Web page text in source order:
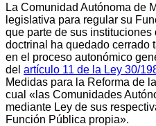
La Comunidad Autónoma de
legislativa para regular su
que parte de sus
doctrinal ha quedado cerrado
en el proceso autonómico
del artículo 11 de la Ley 30/
Medidas para la Reforma de
cual «las Comunidades
mediante Ley de sus
Función Pública propia».